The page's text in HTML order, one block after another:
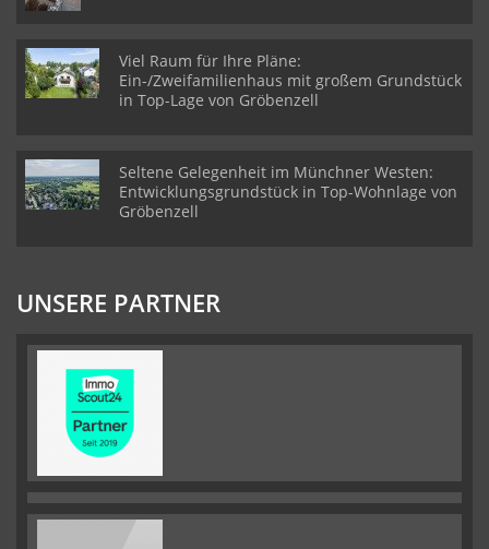
Viel Raum für Ihre Pläne:
Ein-/Zweifamilienhaus mit großem Grundstück
in Top-Lage von Gröbenzell
Seltene Gelegenheit im Münchner Westen:
Entwicklungsgrundstück in Top-Wohnlage von
Gröbenzell
UNSERE PARTNER